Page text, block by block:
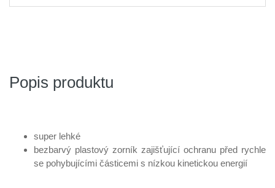
Popis produktu
super lehké
bezbarvý plastový zorník zajišťující ochranu před rychle
se pohybujícími částicemi s nízkou kinetickou energií